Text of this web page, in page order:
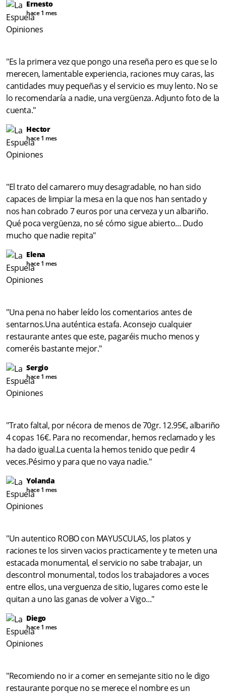
Ernesto
hace 1 mes
"Es la primera vez que pongo una reseña pero es que se lo
merecen, lamentable experiencia, raciones muy caras, las
cantidades muy pequeñas y el servicio es muy lento. No se
lo recomendaría a nadie, una vergüenza. Adjunto foto de la
cuenta."
Hector
hace 1 mes
"El trato del camarero muy desagradable, no han sido
capaces de limpiar la mesa en la que nos han sentado y
nos han cobrado 7 euros por una cerveza y un albariño.
Qué poca vergüenza, no sé cómo sigue abierto... Dudo
mucho que nadie repita"
Elena
hace 1 mes
"Una pena no haber leído los comentarios antes de
sentarnos.Una auténtica estafa. Aconsejo cualquier
restaurante antes que este, pagaréis mucho menos y
comeréis bastante mejor."
Sergio
hace 1 mes
"Trato faltal, por nécora de menos de 70gr. 12.95€, albariño
4 copas 16€. Para no recomendar, hemos reclamado y les
ha dado igual.La cuenta la hemos tenido que pedir 4
veces.Pésimo y para que no vaya nadie."
Yolanda
hace 1 mes
"Un autentico ROBO con MAYUSCULAS, los platos y
raciones te los sirven vacios practicamente y te meten una
estacada monumental, el servicio no sabe trabajar, un
descontrol monumental, todos los trabajadores a voces
entre ellos, una verguenza de sitio, lugares como este le
quitan a uno las ganas de volver a Vigo..."
Diego
hace 1 mes
"Recomiendo no ir a comer en semejante sitio no le digo
restaurante porque no se merece el nombre es un